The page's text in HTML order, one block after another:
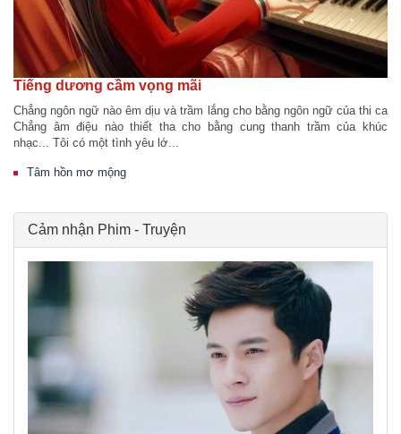
Tiếng dương cầm vọng mãi
Chẳng ngôn ngữ nào êm dịu và trầm lắng cho bằng ngôn ngữ của thi ca
Chẳng âm điệu nào thiết tha cho bằng cung thanh trầm của khúc
nhạc... Tôi có một tình yêu lớ...
Tâm hồn mơ mộng
Cảm nhận Phim - Truyện